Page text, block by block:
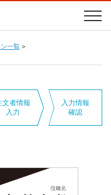
一覧 >
文者情報
入力
入力情報
確認